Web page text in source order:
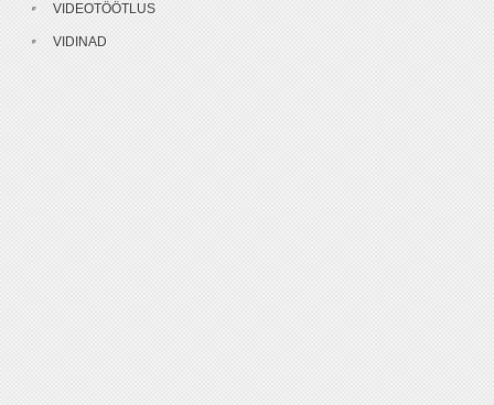
VIDEOTÖÖTLUS
VIDINAD